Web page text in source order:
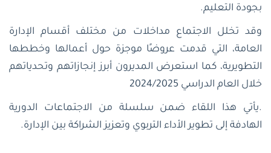
بجودة التعليم.
وقد تخلل الاجتماع مداخلات من مختلف أقسام الإدارة
العامة، التي قدمت عروضًا موجزة حول أعمالها وخططها
التطويرية، كما استعرض المديرون أبرز إنجازاتهم وتحدياتهم
خلال العام الدراسي 2024/2025
.يأتي هذا اللقاء ضمن سلسلة من الاجتماعات الدورية
الهادفة إلى تطوير الأداء التربوي وتعزيز الشراكة بين الإدارة.